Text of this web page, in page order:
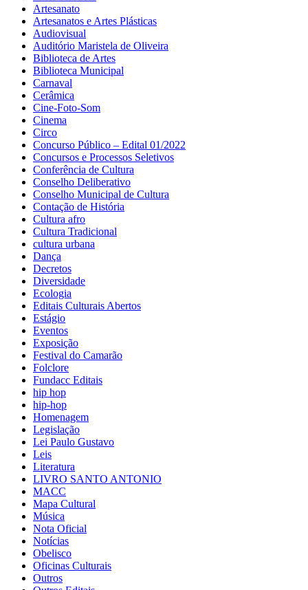
Artesanato
Artesanatos e Artes Plásticas
Audiovisual
Auditório Maristela de Oliveira
Biblioteca de Artes
Biblioteca Municipal
Carnaval
Cerâmica
Cine-Foto-Som
Cinema
Circo
Concurso Público – Edital 01/2022
Concursos e Processos Seletivos
Conferência de Cultura
Conselho Deliberativo
Conselho Municipal de Cultura
Contação de História
Cultura afro
Cultura Tradicional
cultura urbana
Dança
Decretos
Diversidade
Ecologia
Editais Culturais Abertos
Estágio
Eventos
Exposição
Festival do Camarão
Folclore
Fundacc Editais
hip hop
hip-hop
Homenagem
Legislação
Lei Paulo Gustavo
Leis
Literatura
LIVRO SANTO ANTONIO
MACC
Mapa Cultural
Música
Nota Oficial
Notícias
Obelisco
Oficinas Culturais
Outros